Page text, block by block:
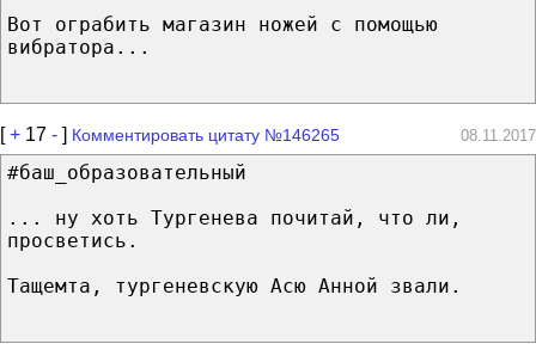
Вот ограбить магазин ножей с помощью
вибратора...
[+ 17 - ] Комментировать цитату №146265 08.11.2017
#баш_образовательный
... ну хоть Тургенева почитай, что ли,
просветись.
Тащемта, тургеневскую Асю Анной звали.